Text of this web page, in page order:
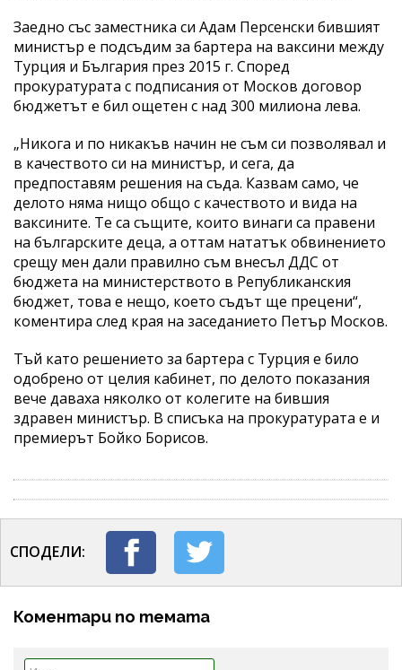
Заедно със заместника си Адам Персенски бившият
министър е подсъдим за бартера на ваксини между
Турция и България през 2015 г. Според
прокуратурата с подписания от Москов договор
бюджетът е бил ощетен с над 300 милиона лева.
„Никога и по никакъв начин не съм си позволявал и
в качеството си на министър, и сега, да
предпоставям решения на съда. Казвам само, че
делото няма нищо общо с качеството и вида на
ваксините. Те са същите, които винаги са правени
на българските деца, а оттам нататък обвинението
срещу мен дали правилно съм внесъл ДДС от
бюджета на министерството в Републиканския
бюджет, това е нещо, което съдът ще прецени“,
коментира след края на заседанието Петър Москов.
Тъй като решението за бартера с Турция е било
одобрено от целия кабинет, по делото показания
вече даваха няколко от колегите на бившия
здравен министър. В списъка на прокуратурата е и
премиерът Бойко Борисов.
СПОДЕЛИ:
Коментари по темата